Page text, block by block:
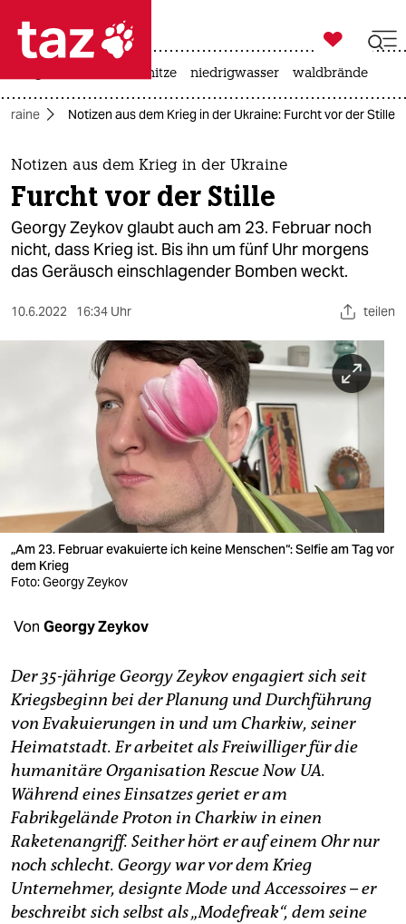
 taz zahl ich
taz zahl ich
themen
politik
öko
verlag
verlag
shop
fragen & hilfe
unterstützen
abo
genossenschaft
epaper login

taz zahl ich
hitze niedrigwasser waldbrände
Notizen aus dem Krieg in der Ukraine: Furcht vor der Stille
Notizen aus dem Krieg in der Ukraine
Furcht vor der Stille
Georgy Zeykov glaubt auch am 23. Februar noch
nicht, dass Krieg ist. Bis ihn um fünf Uhr morgens
das Geräusch einschlagender Bomben weckt.
10.6.2022 16:34 Uhr teilen
„Am 23. Februar evakuierte ich keine Menschen“: Selfie am Tag vor
dem Krieg
Foto: Georgy Zeykov
Von Georgy Zeykov
Der 35-jährige Georgy Zeykov engagiert sich seit
Kriegsbeginn bei der Planung und Durchführung
von Evakuierungen in und um Charkiw, seiner
Heimatstadt. Er arbeitet als Freiwilliger für die
humanitäre Organisation Rescue Now UA.
Während eines Einsatzes geriet er am
Fabrikgelände Proton in Charkiw in einen
Raketenangriff. Seither hört er auf einem Ohr nur
noch schlecht. Georgy war vor dem Krieg
Unternehmer, designte Mode und Accessoires – er
beschreibt sich selbst als „Modefreak“, dem seine